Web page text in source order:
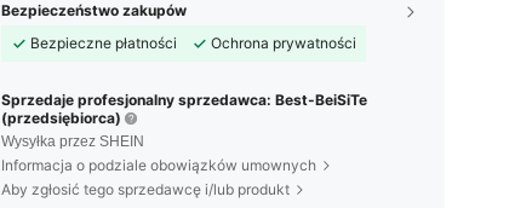
Bezpieczeństwo zakupów
Bezpieczne płatności
Ochrona prywatności
Sprzedaje profesjonalny sprzedawca: Best-BeiSiTe
(przedsiębiorca)
Wysyłka przez SHEIN
Informacja o podziale obowiązków umownych
Aby zgłosić tego sprzedawcę i/lub produkt